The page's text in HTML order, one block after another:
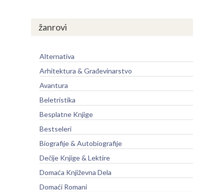
žanrovi
Alternativa
Arhitektura & Građevinarstvo
Avantura
Beletristika
Besplatne Knjige
Bestseleri
Biografije & Autobiografije
Dečije Knjige & Lektire
Domaća Književna Dela
Domaći Romani